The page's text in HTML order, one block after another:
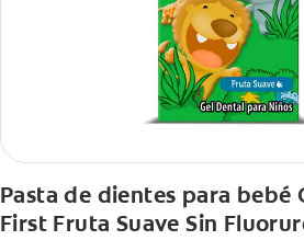
Pasta de dientes para bebé
First Fruta Suave Sin